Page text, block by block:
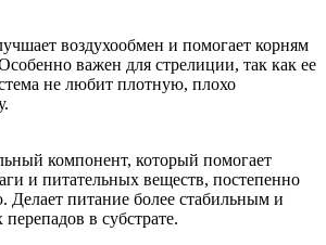
воздухообмен и помогает корням
важен для стрелиции, так как ее
не любит плотную, плохо
компонент, который помогает
и питательных веществ, постепенно
Делает питание более стабильным и
в субстрате.